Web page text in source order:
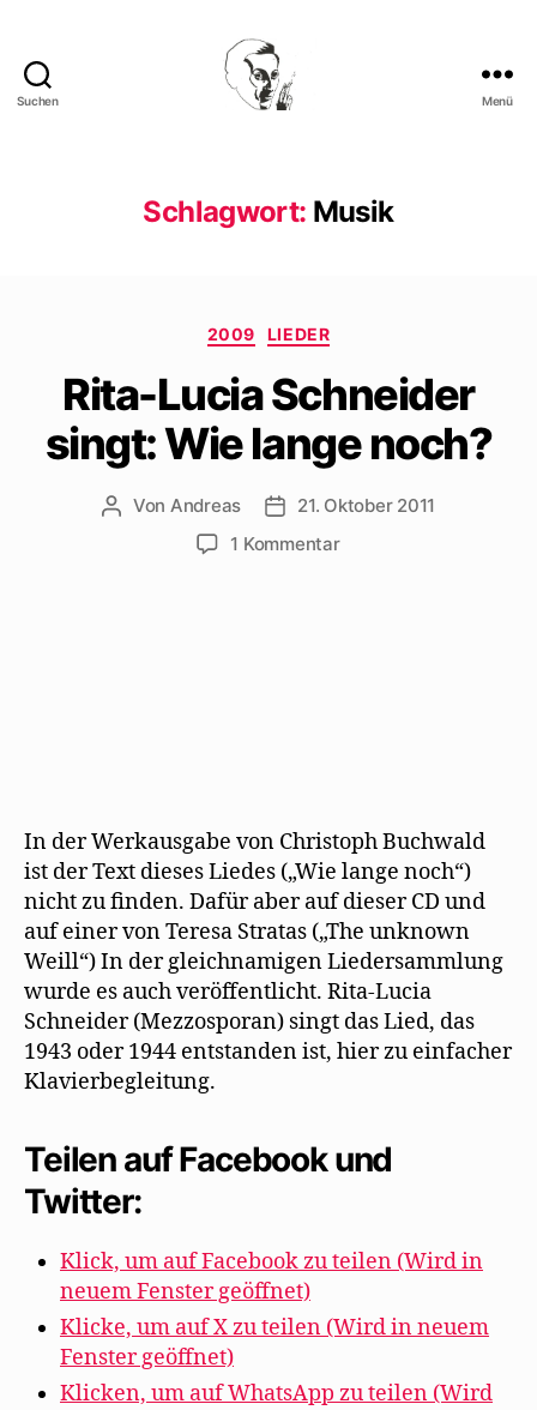
Suchen Menü
Schlagwort: Musik
Kategorien
2009 LIEDER
Rita-Lucia Schneider
singt: Wie lange noch?
Beitragsautor
Von Andreas Beitragsdatum
21. Oktober 2011
1 Kommentarzu
In der Werkausgabe von Christoph Buchwald
ist der Text dieses Liedes („Wie lange noch“)
nicht zu finden. Dafür aber auf dieser CD und
auf einer von Teresa Stratas („The unknown
Weill“) In der gleichnamigen Liedersammlung
wurde es auch veröffentlicht. Rita-Lucia
Schneider (Mezzosporan) singt das Lied, das
1943 oder 1944 entstanden ist, hier zu einfacher
Klavierbegleitung.
Teilen auf Facebook und
Twitter:
Klick, um auf Facebook zu teilen (Wird in
neuem Fenster geöffnet)
Klicke, um auf X zu teilen (Wird in neuem
Fenster geöffnet)
Klicken, um auf WhatsApp zu teilen (Wird